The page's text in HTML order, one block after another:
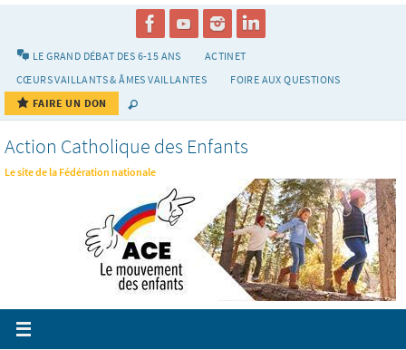
LE GRAND DÉBAT DES 6-15 ANS
ACTINET
CŒURS VAILLANTS & ÂMES VAILLANTES
FOIRE AUX QUESTIONS
FAIRE UN DON
Action Catholique des Enfants
Le site de la Fédération nationale